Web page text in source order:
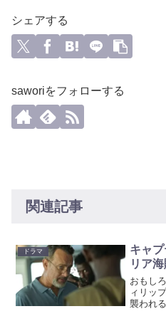
シェアする
saworiをフォローする
関連記事
ドラマ
キャ
リア
おもし
ィリッ
襲われ